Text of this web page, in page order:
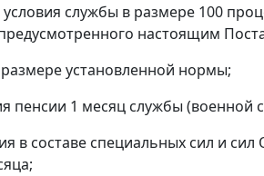
службы в размере 100
настоящим
установленной нормы;
пенсии 1 месяц службы (военной
в составе специальных сил и